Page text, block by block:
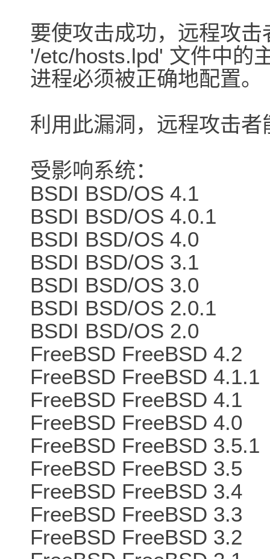
要使攻击成功，远程攻
'/etc/hosts.lpd' 文件中的
进程必须被正确地配置。
利用此漏洞，远程攻击
受影响系统：
BSDI BSD/OS 4.1
BSDI BSD/OS 4.0.1
BSDI BSD/OS 4.0
BSDI BSD/OS 3.1
BSDI BSD/OS 3.0
BSDI BSD/OS 2.0.1
BSDI BSD/OS 2.0
FreeBSD FreeBSD 4.2
FreeBSD FreeBSD 4.1.1
FreeBSD FreeBSD 4.1
FreeBSD FreeBSD 4.0
FreeBSD FreeBSD 3.5.1
FreeBSD FreeBSD 3.5
FreeBSD FreeBSD 3.4
FreeBSD FreeBSD 3.3
FreeBSD FreeBSD 3.2